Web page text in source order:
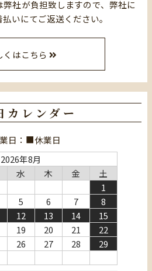
社が負担致しますので、弊社に
いにてご返送ください。
くはこちら
カレンダー
日：■休業日
2026年8月
水 木 金
土
1
5 6 7
8
12 13 14
15
19 20 21
22
26 27 28
29